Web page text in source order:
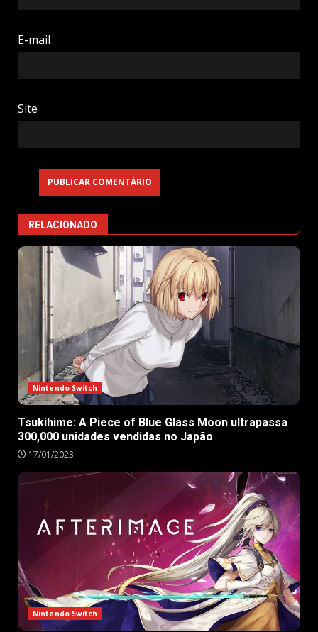
E-mail
Site
RELACIONADO
Nintendo Switch
Tsukihime: A Piece of Blue Glass Moon ultrapassa
300,000 unidades vendidas no Japão
17/01/2023
Nintendo Switch